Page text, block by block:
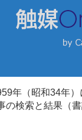
年（昭和34年
の検索と結果（